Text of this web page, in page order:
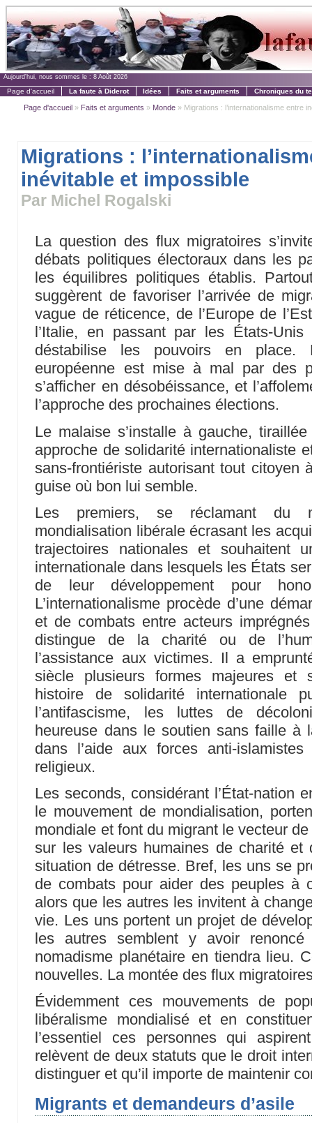
Aujourd'hui, nous sommes le : 8 Août 2026
Page d'accueil La faute à Diderot Idées Faits et arguments Chroniques du
Page d'accueil » Faits et arguments » Monde » Migrations : l’internationalisme entre
Migrations :
inévitable et impossible
Par Michel Rogalski
La question des flux migratoires
débats politiques électoraux dans les
les équilibres politiques établis.
suggèrent de favoriser l’arrivée de
vague de réticence, de l’Europe de
l’Italie, en passant par les États-
déstabilise les pouvoirs en place.
européenne est mise à mal par des
s’afficher en désobéissance, et
l’approche des prochaines élections.
Le malaise s’installe à gauche,
approche de solidarité internationaliste
sans-frontiériste autorisant tout citoyen
guise où bon lui semble.
Les premiers, se réclamant du
mondialisation libérale écrasant les
trajectoires nationales et souhaitent
internationale dans lesquels les États
de leur développement pour
L’internationalisme procède d’une
et de combats entre acteurs
distingue de la charité ou de
l’assistance aux victimes. Il a
siècle plusieurs formes majeures et
histoire de solidarité internationale
l’antifascisme, les luttes de
heureuse dans le soutien sans faille à
dans l’aide aux forces anti-islamistes
religieux.
Les seconds, considérant l’État-nation
le mouvement de mondialisation,
mondiale et font du migrant le vecteur
sur les valeurs humaines de charité et
situation de détresse. Bref, les uns se
de combats pour aider des peuples à
alors que les autres les invitent à
vie. Les uns portent un projet de
les autres semblent y avoir
nomadisme planétaire en tiendra lieu.
nouvelles. La montée des flux
Évidemment ces mouvements de
libéralisme mondialisé et en
l’essentiel ces personnes qui
relèvent de deux statuts que le droit
distinguer et qu’il importe de maintenir
Migrants et demandeurs d’asile